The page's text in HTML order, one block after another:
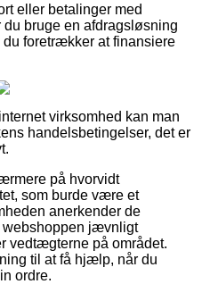
eller betalinger med
bruge en afdragsløsning
foretrækker at finansiere
virksomhed kan man
handelsbetingelser, det er
på hvorvidt
som burde være et
anerkender de
webshoppen jævnligt
vedtægterne på området.
til at få hjælp, når du
ordre.